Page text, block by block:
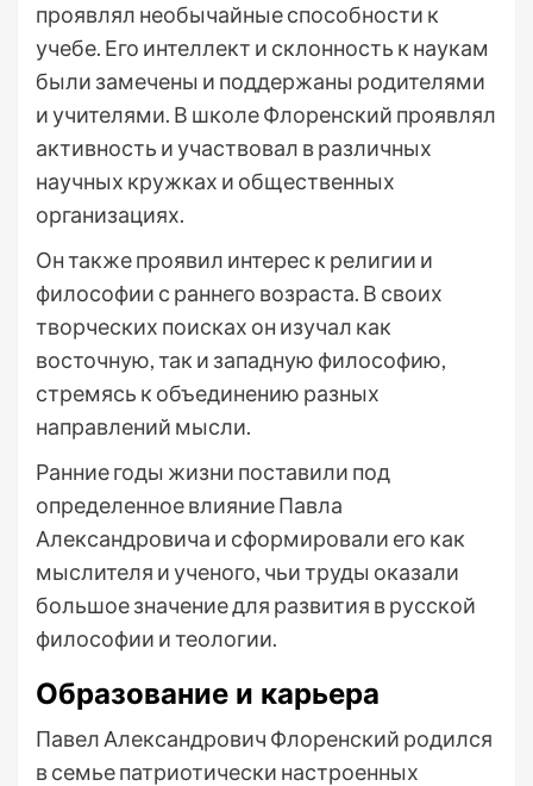
проявлял необычайные способности к
учебе. Его интеллект и склонность к наукам
были замечены и поддержаны родителями
и учителями. В школе Флоренский проявлял
активность и участвовал в различных
научных кружках и общественных
организациях.
Он также проявил интерес к религии и
философии с раннего возраста. В своих
творческих поисках он изучал как
восточную, так и западную философию,
стремясь к объединению разных
направлений мысли.
Ранние годы жизни поставили под
определенное влияние Павла
Александровича и сформировали его как
мыслителя и ученого, чьи труды оказали
большое значение для развития в русской
философии и теологии.
Образование и карьера
Павел Александрович Флоренский родился
в семье патриотически настроенных